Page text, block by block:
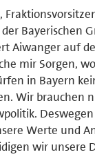
Bayerischen
Aiwanger auf
mir Sorgen,
in Bayern
Wir brauchen
Werte und
wir unsere